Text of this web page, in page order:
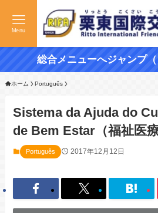
Menu
総合メニューへジャンプ（
ホーム Português
Sistema da Ajuda do
de Bem Estar（福祉医
Português 2017年12月12日